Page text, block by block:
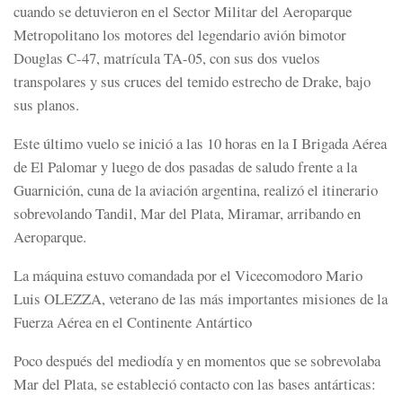
cuando se detuvieron en el Sector Militar del Aeroparque
Metropolitano los motores del legendario avión bimotor
Douglas C-47, matrícula TA-05, con sus dos vuelos
transpolares y sus cruces del temido estrecho de Drake, bajo
sus planos.
Este último vuelo se inició a las 10 horas en la I Brigada Aérea
de El Palomar y luego de dos pasadas de saludo frente a la
Guarnición, cuna de la aviación argentina, realizó el itinerario
sobrevolando Tandil, Mar del Plata, Miramar, arribando en
Aeroparque.
La máquina estuvo comandada por el Vicecomodoro Mario
Luis OLEZZA, veterano de las más importantes misiones de la
Fuerza Aérea en el Continente Antártico
Poco después del mediodía y en momentos que se sobrevolaba
Mar del Plata, se estableció contacto con las bases antárticas: